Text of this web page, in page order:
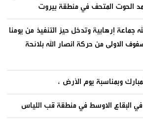
الحوت المتحف في منطقة بيروت
إرهابية وتدخل حيز التنفيذ من يومنا
الاولى من حركة انصار الله بلائحة
وبمناسبة يوم الأرض ،
البقاع الاوسط في منطقة قب اللياس